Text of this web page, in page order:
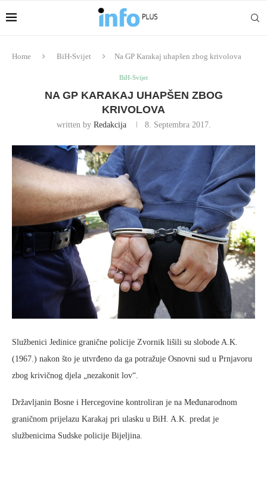
Home BiH-Svijet Na GP Karakaj uhapšen zbog krivolova
BiH-Svijet
NA GP KARAKAJ UHAPŠEN ZBOG
KRIVOLOVA
written by Redakcija 8. Septembra 2017.
Službenici Jedinice granične policije Zvornik lišili su slobode A.K.
(1967.) nakon što je utvrđeno da ga potražuje Osnovni sud u Prnjavoru
zbog krivičnog djela „nezakonit lov“.
Državljanin Bosne i Hercegovine kontroliran je na Međunarodnom
graničnom prijelazu Karakaj pri ulasku u BiH. A.K. predat je
službenicima Sudske policije Bijeljina.